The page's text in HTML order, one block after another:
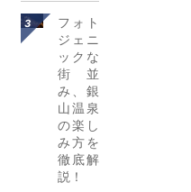
フォト
ジェニ
ックな
街並
み、銀
山温泉
の楽し
み方を
徹底解
説！
詳細はこち
ら